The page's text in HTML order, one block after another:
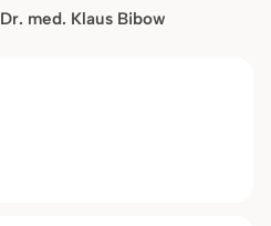
Dr. med. Klaus Bibow